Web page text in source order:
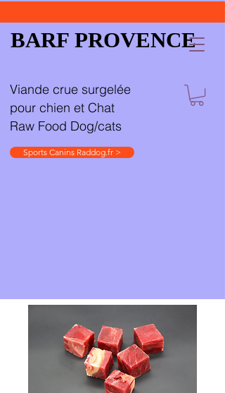
BARF PROVENCE
Viande crue surgelée
pour chien et Chat
Raw Food Dog/cats
Sports Canins Raddog.fr >